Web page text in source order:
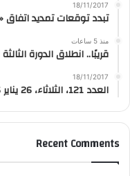
18/11/2017
تبدد توقعات تمديد اتفاق
منذ 5 ساعات
قريبًا.. انطلاق الدورة
18/11/2017
العدد 121، الثلاثاء، 26 يناير 2016
Recent Comments